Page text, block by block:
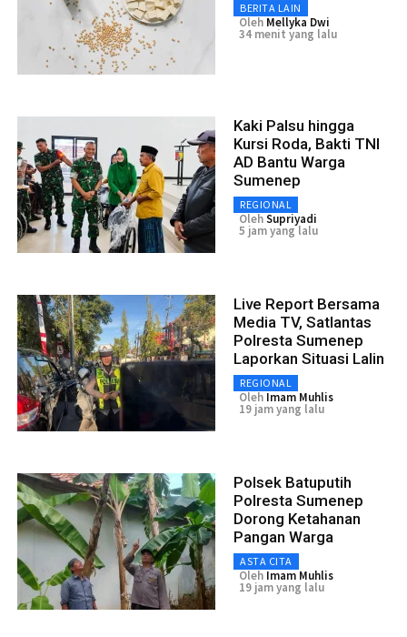
BERITA LAIN
Oleh Mellyka Dwi
34 menit yang lalu
Kaki Palsu hingga
Kursi Roda, Bakti TNI
AD Bantu Warga
Sumenep
REGIONAL
OlehSupriyadi
5 jam yang lalu
Live Report Bersama
Media TV, Satlantas
Polresta Sumenep
Laporkan Situasi Lalin
REGIONAL
Oleh Imam Muhlis
19 jam yang lalu
Polsek Batuputih
Polresta Sumenep
Dorong Ketahanan
Pangan Warga
ASTA CITA
Oleh Imam Muhlis
19 jam yang lalu